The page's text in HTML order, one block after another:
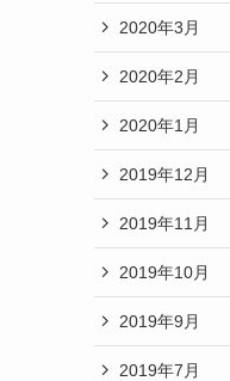
2020年3月
2020年2月
2020年1月
2019年12月
2019年11月
2019年10月
2019年9月
2019年7月